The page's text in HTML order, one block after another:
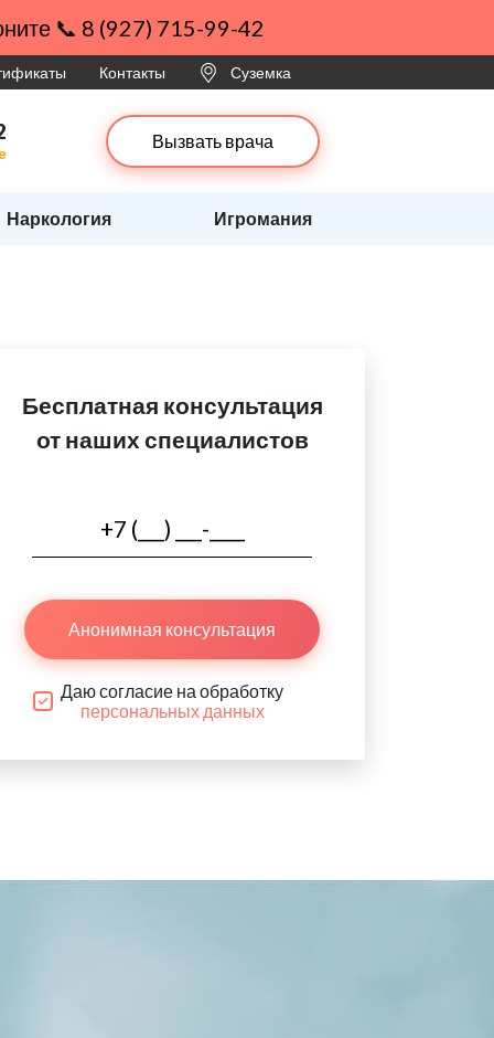
📞 8 (927) 715-99-42
Контакты Суземка
Вызвать врача
Наркология Игромания
Бесплатная консультация
от наших специалистов
Анонимная консультация
Даю согласие на обработку
персональных данных